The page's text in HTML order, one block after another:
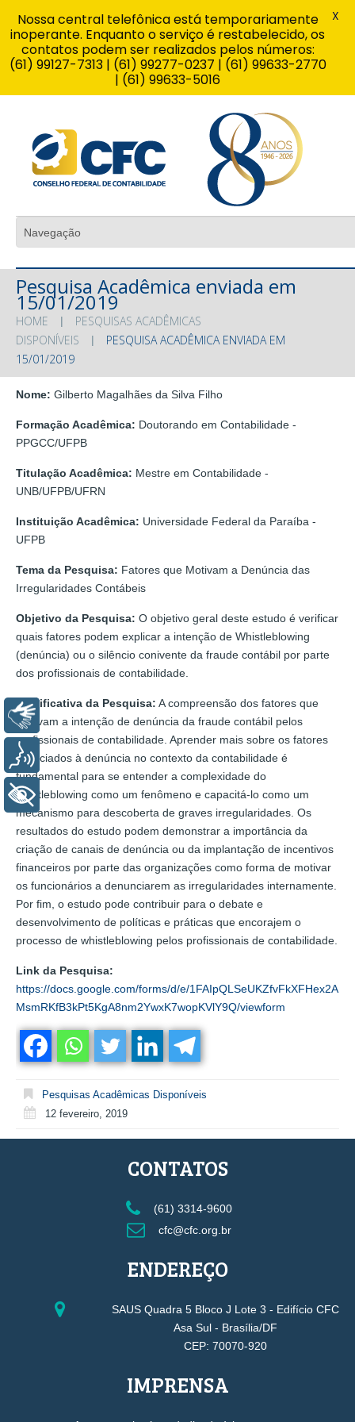
Pesquisa Acadêmica enviada em
15/01/2019
HOME
PESQUISAS ACADÊMICAS
DISPONÍVEIS
PESQUISA ACADÊMICA ENVIADA EM
15/01/2019
Nome: Gilberto Magalhães da Silva Filho
Formação Acadêmica: Doutorando em Contabilidade -
PPGCC/UFPB
Titulação Acadêmica: Mestre em Contabilidade -
UNB/UFPB/UFRN
Instituição Acadêmica: Universidade Federal da Paraíba -
UFPB
Tema da Pesquisa: Fatores que Motivam a Denúncia das
Irregularidades Contábeis
Objetivo da Pesquisa: O objetivo geral deste estudo é verificar
quais fatores podem explicar a intenção de Whistleblowing
(denúncia) ou o silêncio conivente da fraude contábil por parte
dos profissionais de contabilidade.
Justificativa da Pesquisa: A compreensão dos fatores que
motivam a intenção de denúncia da fraude contábil pelos
profissionais de contabilidade. Aprender mais sobre os fatores
associados à denúncia no contexto da contabilidade é
fundamental para se entender a complexidade do
whistleblowing como um fenômeno e capacitá-lo como um
mecanismo para descoberta de graves irregularidades. Os
resultados do estudo podem demonstrar a importância da
criação de canais de denúncia ou da implantação de incentivos
financeiros por parte das organizações como forma de motivar
os funcionários a denunciarem as irregularidades internamente.
Por fim, o estudo pode contribuir para o debate e
desenvolvimento de políticas e práticas que encorajem o
processo de whistleblowing pelos profissionais de contabilidade.
Link da Pesquisa:
https://docs.google.com/forms/d/e/1FAIpQLSeUKZfvFkXFHex2A
MsmRKfB3kPt5KgA8nm2YwxK7wopKVlY9Q/viewform
Pesquisas Acadêmicas Disponíveis
12 fevereiro, 2019
CONTATOS
(61) 3314-9600
cfc@cfc.org.br
ENDEREÇO
SAUS Quadra 5 Bloco J Lote 3 - Edifício CFC
Asa Sul - Brasília/DF
CEP: 70070-920
IMPRENSA
Nossa central telefônica está temporariamente
inoperante. Enquanto o serviço é restabelecido, os
contatos podem ser realizados pelos números:
(61) 99127-7313 | (61) 99277-0237 | (61) 99633-2770
| (61) 99633-5016
X
Libras
Voz
+ Acessibilidade